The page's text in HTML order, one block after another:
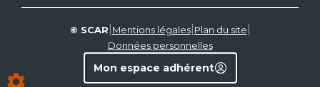
© SCAR Mentions légales| Plan du site
Données personnelles
Mon espace adhérent